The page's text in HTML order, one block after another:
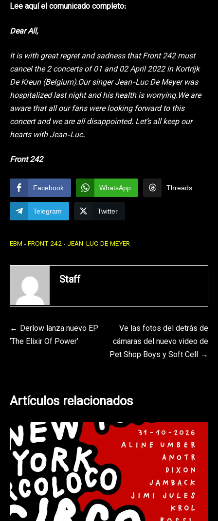
Lee aquí el comunicado completo:
Dear All,
It is with great regret and sadness that Front 242 must
cancel the 2 concerts of 01 and 02 April 2022 in Kortrijk
De Kreun (Belgium).Our singer Jean-Luc De Meyer was
hospitalized last night and his health is worrying.We are
aware that all our fans were looking forward to this
concert and we are all disappointed. Let’s all keep our
hearts with Jean-Luc.
Front 242
Facebook WhatsApp Threads
Telegram Twitter
EBM FRONT 242 JEAN-LUC DE MEYER
Staff
Navegación
de
Derlow lanza nuevo EP
‘The Elixir Of Power’
Ve las fotos del detrás de
cámaras del nuevo video de
Pet Shop Boys y Soft Cell
Artículos relacionados